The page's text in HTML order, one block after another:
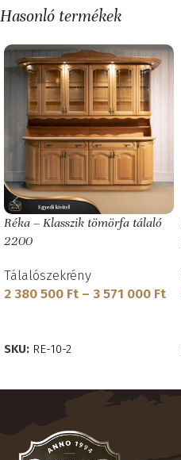
Hasonló termékek
Réka – Klasszik tömörfa tálaló
2200
Tálalószekrény
2 380 500 Ft – 3 571 000 Ft
SKU: RE-10-2